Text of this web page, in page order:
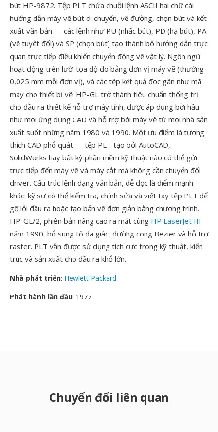
bút HP-9872. Tệp PLT chứa chuỗi lệnh ASCII hai chữ cái
hướng dẫn máy vẽ bút di chuyển, vẽ đường, chọn bút và kết
xuất văn bản — các lệnh như PU (nhấc bút), PD (hạ bút), PA
(vẽ tuyệt đối) và SP (chọn bút) tạo thành bộ hướng dẫn trực
quan trực tiếp điều khiển chuyển động vẽ vật lý. Ngôn ngữ
hoạt động trên lưới tọa độ đo bằng đơn vị máy vẽ (thường
0,025 mm mỗi đơn vị), và các tệp kết quả đọc gần như mã
máy cho thiết bị vẽ. HP-GL trở thành tiêu chuẩn thống trị
cho đầu ra thiết kế hỗ trợ máy tính, được áp dụng bởi hầu
như mọi ứng dụng CAD và hỗ trợ bởi máy vẽ từ mọi nhà sản
xuất suốt những năm 1980 và 1990. Một ưu điểm là tương
thích CAD phổ quát — tệp PLT tạo bởi AutoCAD,
SolidWorks hay bất kỳ phần mềm kỹ thuật nào có thể gửi
trực tiếp đến máy vẽ và máy cắt mà không cần chuyển đổi
driver. Cấu trúc lệnh dạng văn bản, dễ đọc là điểm mạnh
khác: kỹ sư có thể kiểm tra, chỉnh sửa và viết tay tệp PLT để
gỡ lỗi đầu ra hoặc tạo bản vẽ đơn giản bằng chương trình.
HP-GL/2, phiên bản nâng cao ra mắt cùng HP LaserJet III
năm 1990, bổ sung tô đa giác, đường cong Bezier và hỗ trợ
raster. PLT vẫn được sử dụng tích cực trong kỹ thuật, kiến
trúc và sản xuất cho đầu ra khổ lớn.
Nhà phát triển: Hewlett-Packard
Phát hành lần đầu: 1977
Chuyển đổi liên quan